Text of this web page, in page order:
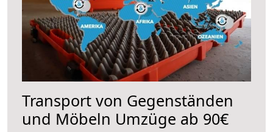
Transport von Gegenständen
und Möbeln Umzüge ab 90€